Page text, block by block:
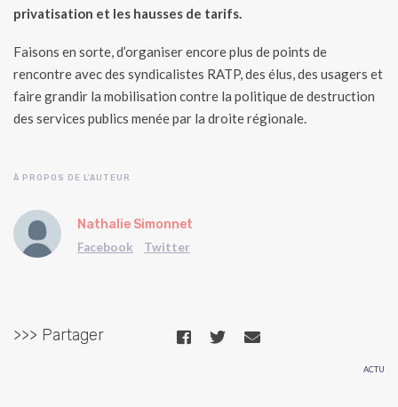
privatisation et les hausses de tarifs.
Faisons en sorte, d’organiser encore plus de points de
rencontre avec des syndicalistes RATP, des élus, des usagers et
faire grandir la mobilisation contre la politique de destruction
des services publics menée par la droite régionale.
À PROPOS DE L'AUTEUR
Nathalie Simonnet
Facebook Twitter
>>> Partager
ACTU